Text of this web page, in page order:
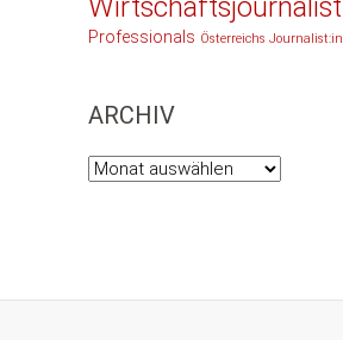
Wirtschaftsjournalist
Professionals Österreichs Journalist:in
ARCHIV
Archiv